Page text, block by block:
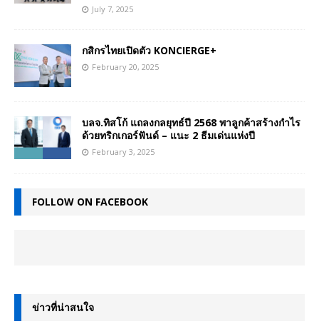
July 7, 2025
กสิกรไทยเปิดตัว KONCIERGE+
February 20, 2025
บลจ.ทิสโก้ แถลงกลยุทธ์ปี 2568 พาลูกค้าสร้างกำไร
ด้วยทริกเกอร์ฟันด์ – แนะ 2 ธีมเด่นแห่งปี
February 3, 2025
FOLLOW ON FACEBOOK
ข่าวที่น่าสนใจ